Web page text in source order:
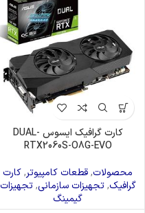
کارت گرافیک ایسوس DUAL-
RTX2060S-O8G-EVO
محصولات,قطعات کامپیوتر,کارت
گرافیک,تجهیزات سازمانی,تجهیزات
گیمینگ